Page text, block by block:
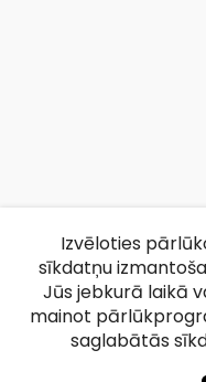
Izvēloties
sīkdatņu
Jūs jebkurā laikā
mainot
saglabātās